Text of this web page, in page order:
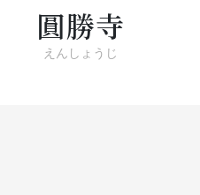
圓勝寺
えんしょうじ